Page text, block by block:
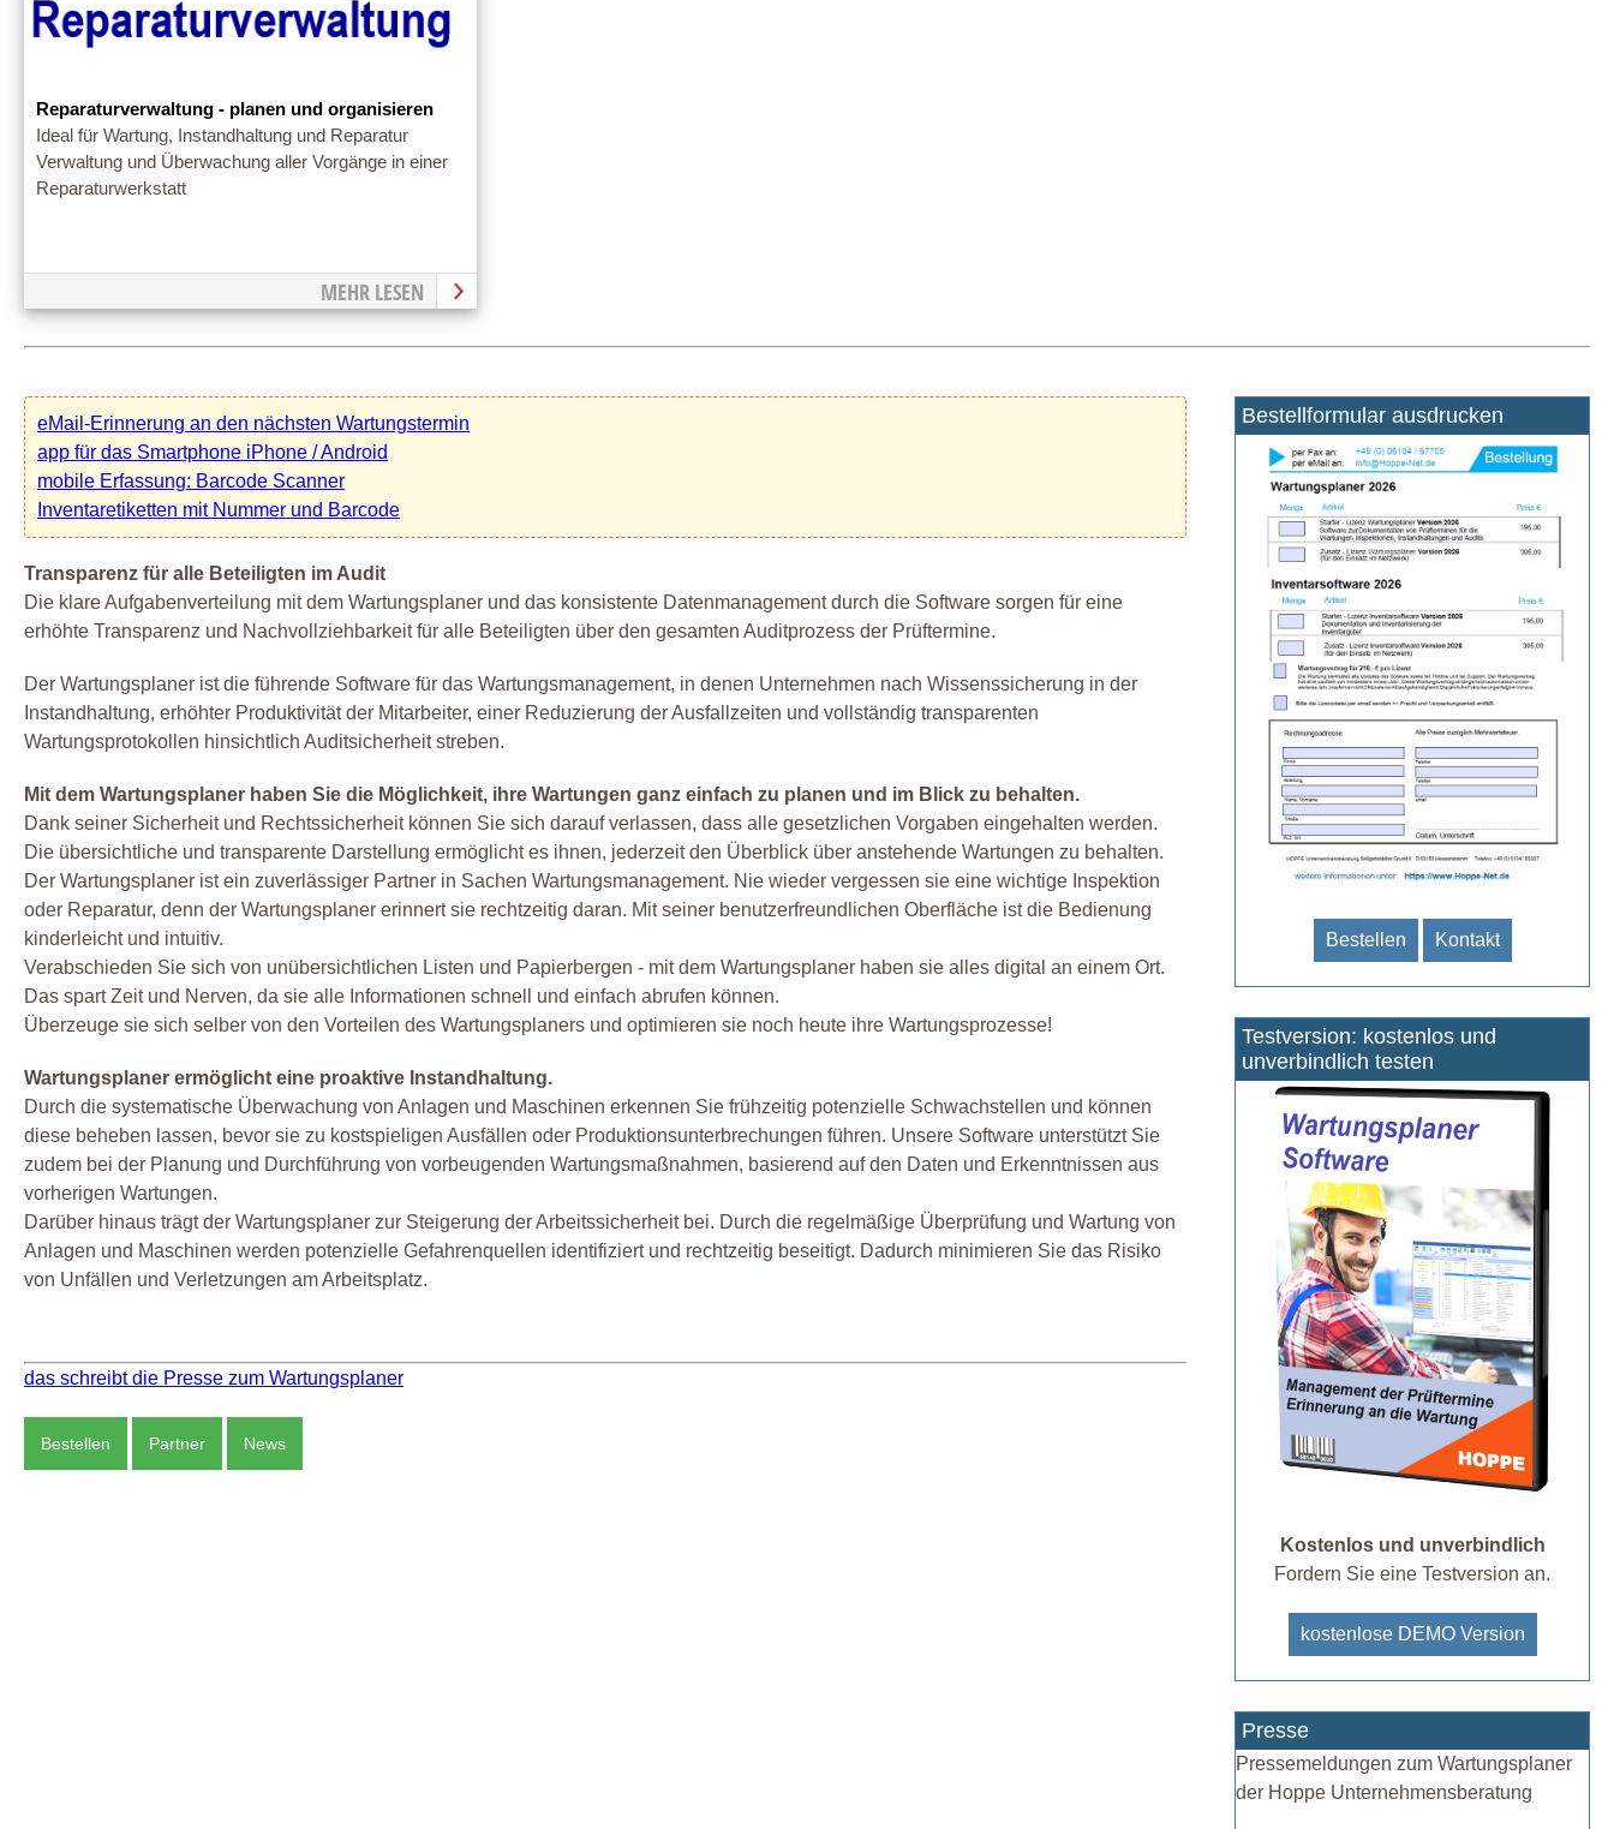
Reparaturverwaltung - planen und organisieren
Ideal für Wartung, Instandhaltung und Reparatur
Verwaltung und Überwachung aller Vorgänge in einer
Reparaturwerkstatt
MEHR LESEN
eMail-Erinnerung an den nächsten Wartungstermin
app für das Smartphone iPhone / Android
mobile Erfassung: Barcode Scanner
Inventaretiketten mit Nummer und Barcode
Transparenz für alle Beteiligten im Audit
Die klare Aufgabenverteilung mit dem Wartungsplaner und das konsistente Datenmanagement durch die Software sorgen für eine
erhöhte Transparenz und Nachvollziehbarkeit für alle Beteiligten über den gesamten Auditprozess der Prüftermine.
Der Wartungsplaner ist die führende Software für das Wartungsmanagement, in denen Unternehmen nach Wissenssicherung in der
Instandhaltung, erhöhter Produktivität der Mitarbeiter, einer Reduzierung der Ausfallzeiten und vollständig transparenten
Wartungsprotokollen hinsichtlich Auditsicherheit streben.
Mit dem Wartungsplaner haben Sie die Möglichkeit, ihre Wartungen ganz einfach zu planen und im Blick zu behalten.
Dank seiner Sicherheit und Rechtssicherheit können Sie sich darauf verlassen, dass alle gesetzlichen Vorgaben eingehalten werden.
Die übersichtliche und transparente Darstellung ermöglicht es ihnen, jederzeit den Überblick über anstehende Wartungen zu behalten.
Der Wartungsplaner ist ein zuverlässiger Partner in Sachen Wartungsmanagement. Nie wieder vergessen sie eine wichtige Inspektion
oder Reparatur, denn der Wartungsplaner erinnert sie rechtzeitig daran. Mit seiner benutzerfreundlichen Oberfläche ist die Bedienung
kinderleicht und intuitiv.
Verabschieden Sie sich von unübersichtlichen Listen und Papierbergen - mit dem Wartungsplaner haben sie alles digital an einem Ort.
Das spart Zeit und Nerven, da sie alle Informationen schnell und einfach abrufen können.
Überzeuge sie sich selber von den Vorteilen des Wartungsplaners und optimieren sie noch heute ihre Wartungsprozesse!
Wartungsplaner ermöglicht eine proaktive Instandhaltung.
Durch die systematische Überwachung von Anlagen und Maschinen erkennen Sie frühzeitig potenzielle Schwachstellen und können
diese beheben lassen, bevor sie zu kostspieligen Ausfällen oder Produktionsunterbrechungen führen. Unsere Software unterstützt Sie
zudem bei der Planung und Durchführung von vorbeugenden Wartungsmaßnahmen, basierend auf den Daten und Erkenntnissen aus
vorherigen Wartungen.
Darüber hinaus trägt der Wartungsplaner zur Steigerung der Arbeitssicherheit bei. Durch die regelmäßige Überprüfung und Wartung von
Anlagen und Maschinen werden potenzielle Gefahrenquellen identifiziert und rechtzeitig beseitigt. Dadurch minimieren Sie das Risiko
von Unfällen und Verletzungen am Arbeitsplatz.
das schreibt die Presse zum Wartungsplaner
Bestellen Partner News
Bestellformular ausdrucken
Bestellen Kontakt
Testversion: kostenlos und
unverbindlich testen
Kostenlos und unverbindlich
Fordern Sie eine Testversion an.
kostenlose DEMO Version
Presse
Pressemeldungen zum Wartungsplaner
der Hoppe Unternehmensberatung